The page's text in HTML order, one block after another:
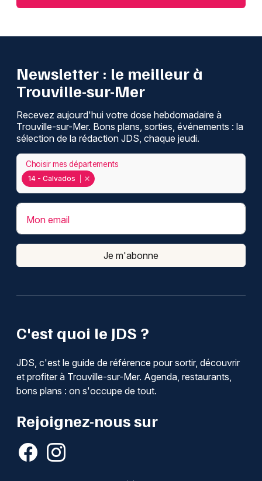
C'est quoi le JDS ?
JDS, c'est le guide de référence pour sortir, découvrir
et profiter à Trouville-sur-Mer. Agenda, restaurants,
bons plans : on s'occupe de tout.
Rejoignez-nous sur
Newsletter : le meilleur à
Trouville-sur-Mer
Recevez aujourd'hui votre dose hebdomadaire à
Trouville-sur-Mer. Bons plans, sorties, événements : la
sélection de la rédaction JDS, chaque jeudi.
14 - Calvados
Choisir mes départements
Mon email
Je m'abonne